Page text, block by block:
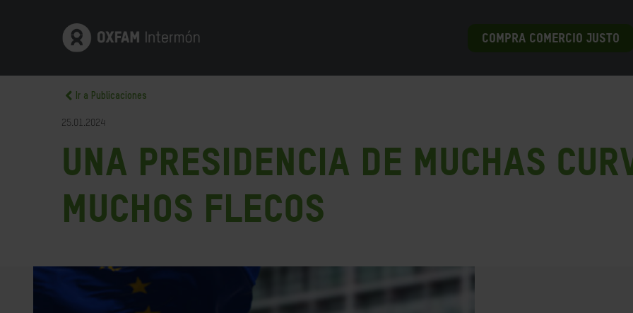
COMPRA COMERCIO JUSTO
Ir a Publicaciones
25.01.2024
Una Presidencia de muchas
muchos flecos